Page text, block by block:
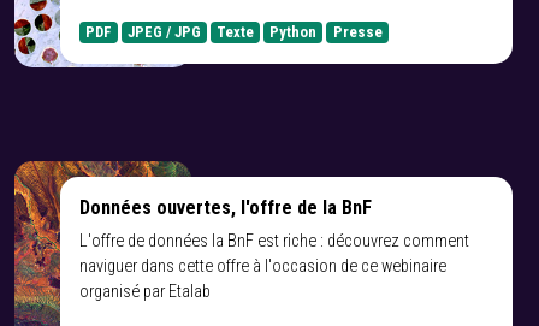
PDF JPEG / JPG Texte Python Presse
Données ouvertes, l'offre de la BnF
L'offre de données la BnF est riche : découvrez comment
naviguer dans cette offre à l'occasion de ce webinaire
organisé par Etalab